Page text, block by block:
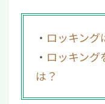
ロッキング
ロッキン
は？